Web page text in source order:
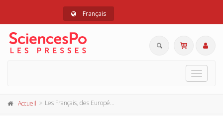
Français
Toggle
Accueil Les Français, des Européens comme les autres ?